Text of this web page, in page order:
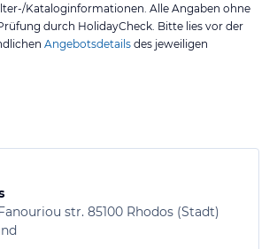
Kataloginformationen. Alle Angaben ohne
durch HolidayCheck. Bitte lies vor der
Angebotsdetails des jeweiligen
str. 85100 Rhodos (Stadt)